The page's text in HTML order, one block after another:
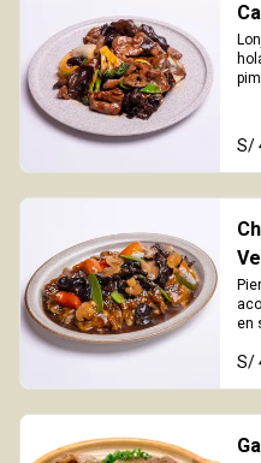
S/
en
S/